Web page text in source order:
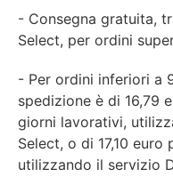
- Consegna gratuita,
Select, per ordini
- Per ordini inferiori a
spedizione è di 16,79
giorni lavorativi,
Select, o di 17,10
utilizzando il servizio